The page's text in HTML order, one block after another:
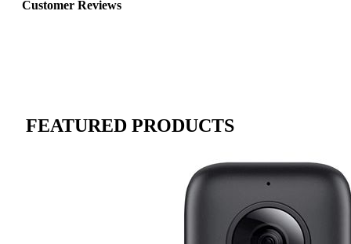
Customer Reviews
FEATURED PRODUCTS